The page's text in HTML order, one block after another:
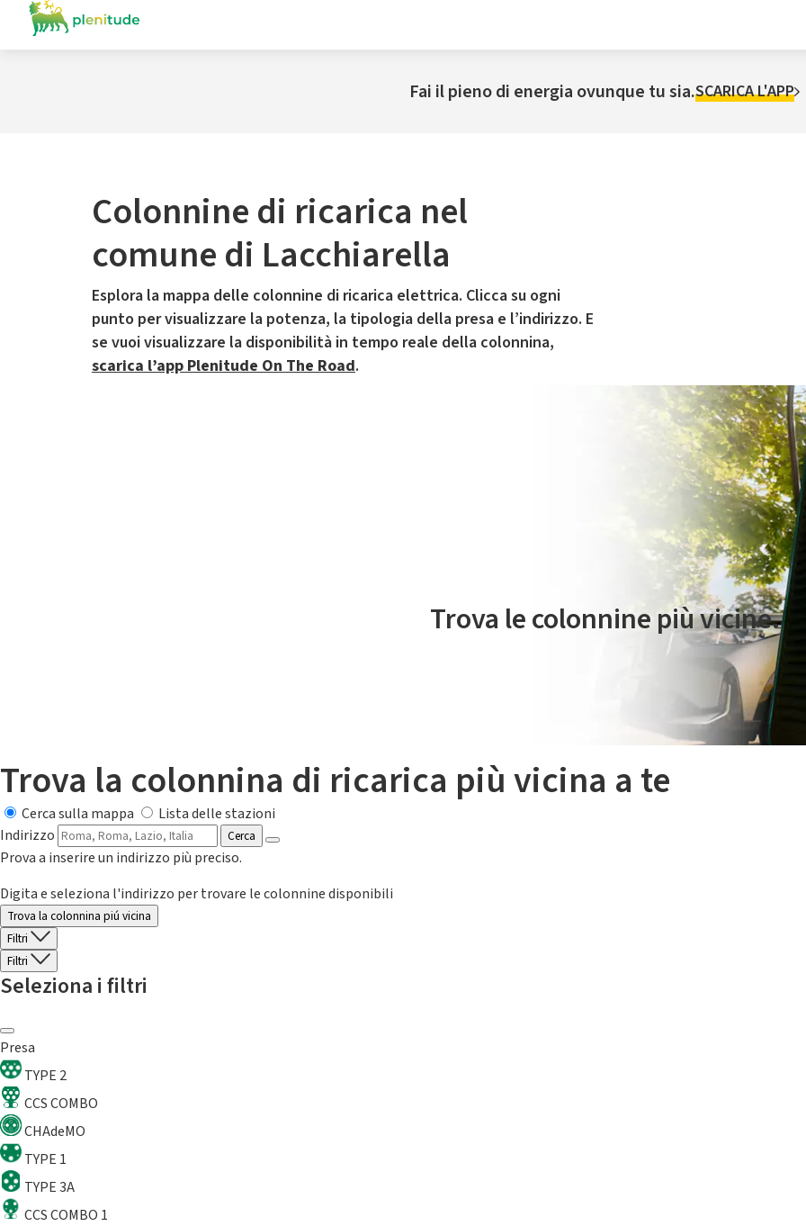
Fai il pieno di energia ovunque tu sia.SCARICA L'APP
Colonnine di ricarica nel
comune di Lacchiarella
Esplora la mappa delle colonnine di ricarica elettrica. Clicca su ogni
punto per visualizzare la potenza, la tipologia della presa e l’indirizzo. E
se vuoi visualizzare la disponibilità in tempo reale della colonnina,
scarica l’app Plenitude On The Road.
Il servizio di mobilità elettrica è gestito da Plenitude On The Road
Trova le colonnine più vicine.
Trova la colonnina di ricarica più vicina a te
Cerca sulla mappa
Lista delle stazioni
Indirizzo
Cerca
Prova a inserire un indirizzo più preciso.
Digita e seleziona l'indirizzo per trovare le colonnine disponibili
Trova la colonnina piú vicina
Filtri
Filtri
Seleziona i filtri
Presa
TYPE 2
CCS COMBO
CHAdeMO
TYPE 1
TYPE 3A
CCS COMBO 1